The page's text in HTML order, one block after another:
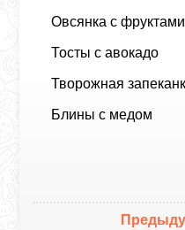
Овсянка с фруктами
Тосты с авокадо
Творожная
Блины с медом